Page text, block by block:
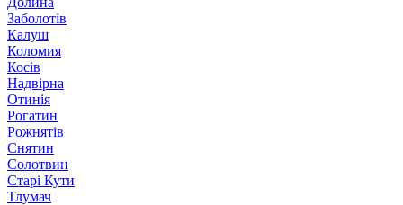
Заболотів
Калуш
Коломия
Косів
Надвірна
Отинія
Рогатин
Рожнятів
Снятин
Солотвин
Старі Кути
Тлумач